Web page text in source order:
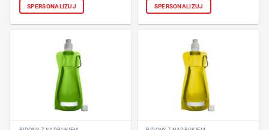
SPERSONALIZUJ SPERSONALIZUJ